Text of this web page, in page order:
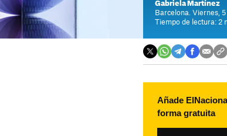
Gabriela Martínez
Barcelona. Viernes,
Tiempo de lectura: 2
Añade
forma gratuita